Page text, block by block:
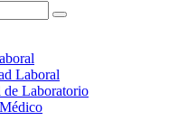
Laboral
de Laboratorio